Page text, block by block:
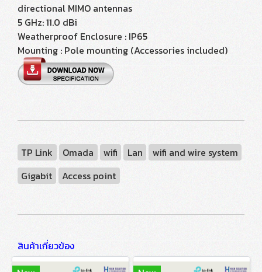
directional MIMO antennas
5 GHz: 11.0 dBi
Weatherproof Enclosure : IP65
Mounting : Pole mounting (Accessories included)
TP Link Omada wifi Lan
wifi and wire system
Gigabit
Access point
สินค้าเกี่ยวข้อง